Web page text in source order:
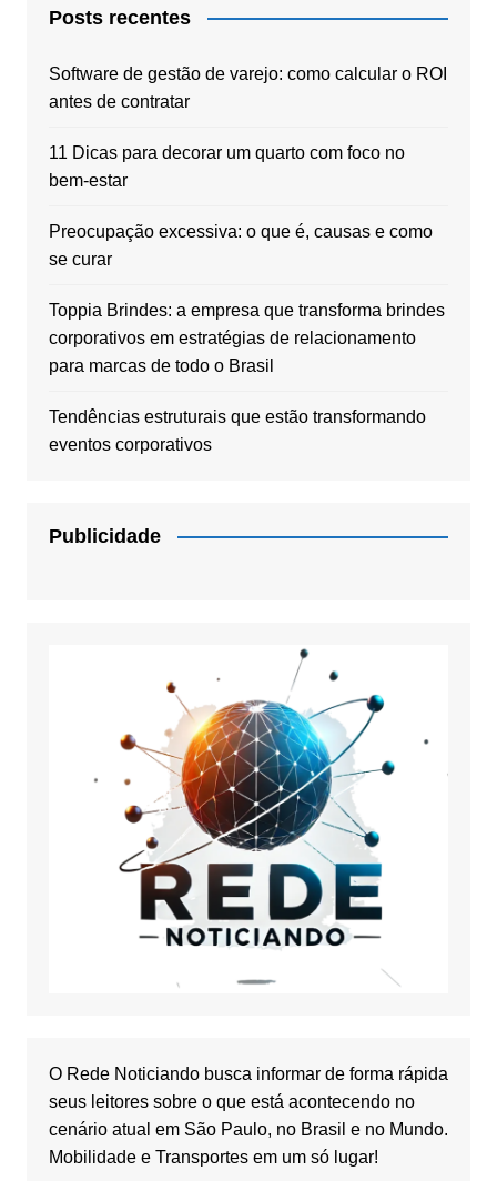
Posts recentes
Software de gestão de varejo: como calcular o ROI
antes de contratar
11 Dicas para decorar um quarto com foco no
bem-estar
Preocupação excessiva: o que é, causas e como
se curar
Toppia Brindes: a empresa que transforma brindes
corporativos em estratégias de relacionamento
para marcas de todo o Brasil
Tendências estruturais que estão transformando
eventos corporativos
Publicidade
O Rede Noticiando busca informar de forma rápida
seus leitores sobre o que está acontecendo no
cenário atual em São Paulo, no Brasil e no Mundo.
Mobilidade e Transportes em um só lugar!